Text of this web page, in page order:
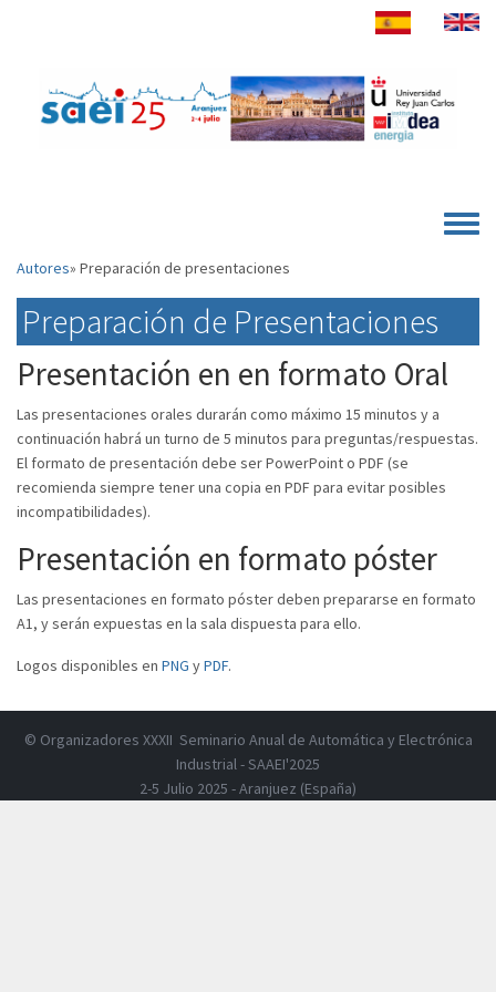
Toggle
Autores Preparación de presentaciones
Preparación de Presentaciones
Presentación en en formato Oral
Las presentaciones orales durarán como máximo 15 minutos y a
continuación habrá un turno de 5 minutos para preguntas/respuestas.
El formato de presentación debe ser PowerPoint o PDF (se
recomienda siempre tener una copia en PDF para evitar posibles
incompatibilidades).
Presentación en formato póster
Las presentaciones en formato póster deben prepararse en formato
A1, y serán expuestas en la sala dispuesta para ello.
Logos disponibles en PNG yPDF.
© Organizadores XXXII Seminario Anual de Automática y Electrónica
Industrial - SAAEI'2025
2-5 Julio 2025 - Aranjuez (España)